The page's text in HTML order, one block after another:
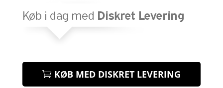
KØB MED DISKRET LEVERING